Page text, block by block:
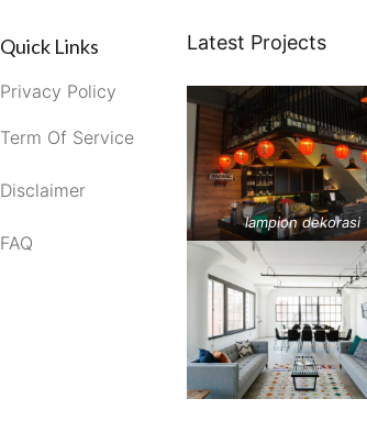
Quick Links
Privacy Policy
Term Of Service
Disclaimer
FAQ
Latest Projects
lampion dekorasi